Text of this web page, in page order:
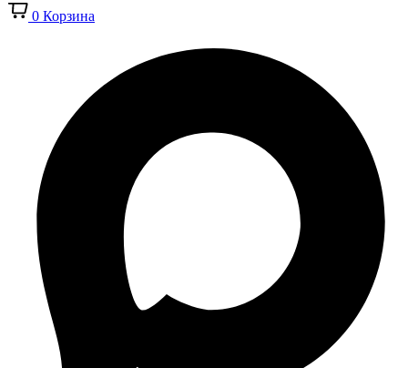
0 Корзина